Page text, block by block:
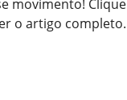
movimento!
o artigo completo.